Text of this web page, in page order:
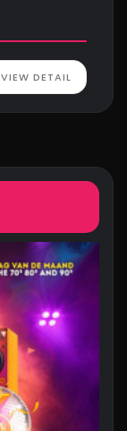
VIEW DETAIL